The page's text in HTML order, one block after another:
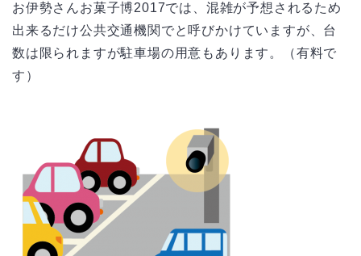
お伊勢さんお菓子博2017では、混雑が予想されるため
出来るだけ公共交通機関でと呼びかけていますが、台
数は限られますが駐車場の用意もあります。（有料で
す）